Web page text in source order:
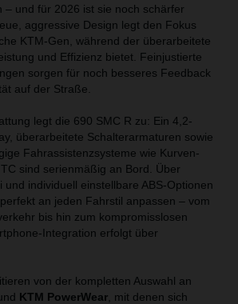
– und für 2026 ist sie noch schärfer
aggressive Design legt den Fokus
KTM-Gen, während der überarbeitete
und Effizienz bietet. Feinjustierte
sorgen für noch besseres Feedback
auf der Straße.
legt die 690 SMC R zu: Ein 4,2-
überarbeitete Schalterarmaturen sowie
Fahrassistenzsysteme wie Kurven-
sind serienmäßig an Bord. Über
individuell einstellbare ABS-Optionen
an jeden Fahrstil anpassen – vom
bis hin zum kompromisslosen
Integration erfolgt über
von der kompletten Auswahl an
KTM PowerWear , mit denen sich